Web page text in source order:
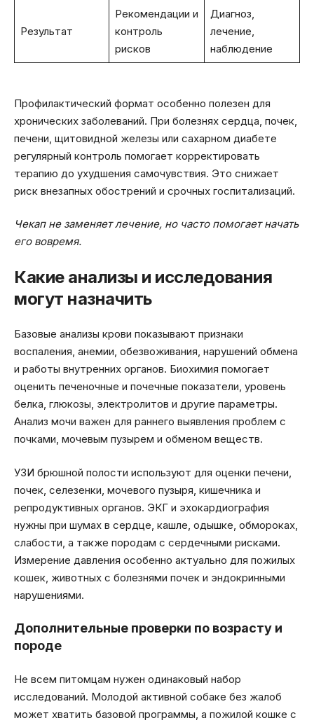
Результат
Рекомендации и
контроль
рисков
Диагноз,
лечение,
наблюдение
Профилактический формат особенно полезен для
хронических заболеваний. При болезнях сердца, почек,
печени, щитовидной железы или сахарном диабете
регулярный контроль помогает корректировать
терапию до ухудшения самочувствия. Это снижает
риск внезапных обострений и срочных госпитализаций.
Чекап не заменяет лечение, но часто помогает начать
его вовремя.
Какие анализы и исследования
могут назначить
Базовые анализы крови показывают признаки
воспаления, анемии, обезвоживания, нарушений обмена
и работы внутренних органов. Биохимия помогает
оценить печеночные и почечные показатели, уровень
белка, глюкозы, электролитов и другие параметры.
Анализ мочи важен для раннего выявления проблем с
почками, мочевым пузырем и обменом веществ.
УЗИ брюшной полости используют для оценки печени,
почек, селезенки, мочевого пузыря, кишечника и
репродуктивных органов. ЭКГ и эхокардиография
нужны при шумах в сердце, кашле, одышке, обмороках,
слабости, а также породам с сердечными рисками.
Измерение давления особенно актуально для пожилых
кошек, животных с болезнями почек и эндокринными
нарушениями.
Дополнительные проверки по возрасту и
породе
Не всем питомцам нужен одинаковый набор
исследований. Молодой активной собаке без жалоб
может хватить базовой программы, а пожилой кошке с